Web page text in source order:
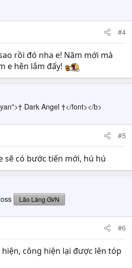
#4
rồi đó nha e! Năm mới mà
e hên lắm đấy!
Dark Angel †</font></b>
#5
sẽ có bước tiến mới, hú hú
Lão Làng GVN
#6
công hiện lại được lên tóp